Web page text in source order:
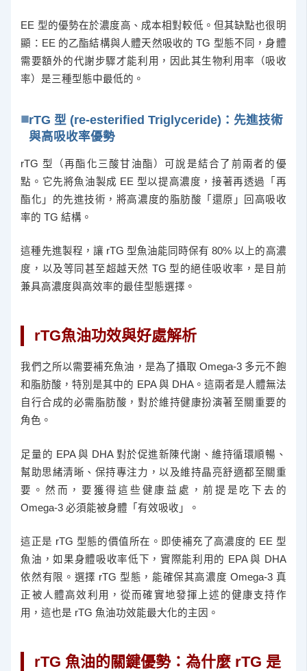
EE 型的優勢在於濃度高、成本相對較低。但其缺點也很明
顯：EE 的乙酯結構與人體天然吸收的 TG 型態不同，身體
需要額外的代謝步驟才能利用，因此其生物利用率（吸收
率）是三種型態中最低的。
rTG 型 (re-esterified Triglyceride)：先進技術
與高吸收率優勢
rTG 型（再酯化三酸甘油酯）可說是結合了前兩者的優
點。它先將魚油製成 EE 型以提高濃度，接著再透過「再
酯化」的先進技術，將高濃度的脂肪酸「還原」回高吸收
率的 TG 結構。
這種先進製程，讓 rTG 型魚油能同時保有 80% 以上的高濃
度，以及等同甚至超越天然 TG 型的絕佳吸收率，是目前
兼具高濃度與高效率的最佳型態選擇。
rTG魚油功效與好處解析
我們之所以需要補充魚油，是為了攝取 Omega-3 多元不飽
和脂肪酸，特別是其中的 EPA 與 DHA。這兩者是人體無法
自行合成的必需脂肪酸，對於維持健康扮演著至關重要的
角色。
足量的 EPA 與 DHA 對於促進新陳代謝、維持循環順暢、
幫助思緒清晰、保持專注力，以及維持晶亮舒適都至關重
要。然而，要獲得這些健康益處，前提是吃下去的
Omega-3 必須能被身體「有效吸收」。
這正是 rTG 型態的價值所在。即使補充了高濃度的 EE 型
魚油，如果身體吸收率低下，實際能利用的 EPA 與 DHA
依然有限。選擇 rTG 型態，能確保其高濃度 Omega-3 真
正被人體高效利用，從而確實地發揮上述的健康支持作
用，這也是 rTG 魚油功效能最大化的主因。
rTG 魚油的關鍵優勢：為什麼 rTG 是